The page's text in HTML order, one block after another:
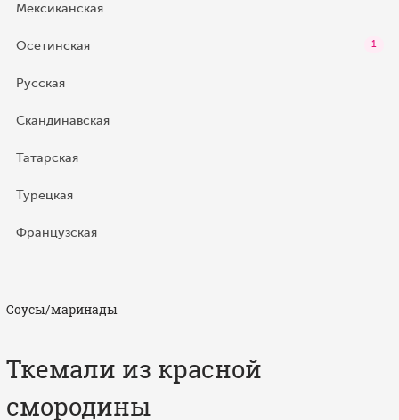
Мексиканская
Осетинская 1
Русская
Скандинавская
Татарская
Турецкая
Французская
Соусы/маринады
Ткемали из красной
смородины